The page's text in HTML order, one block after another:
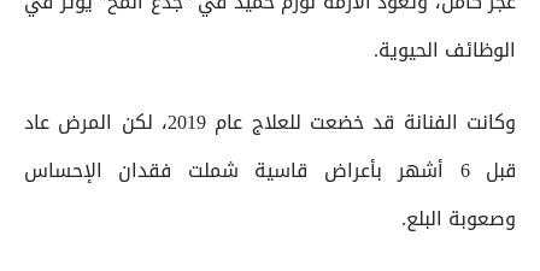
الوظائف الحيوية.
وكانت الفنانة قد خضعت للعلاج عام 2019، لكن المرض عاد
قبل 6 أشهر بأعراض قاسية شملت فقدان الإحساس
وصعوبة البلع.